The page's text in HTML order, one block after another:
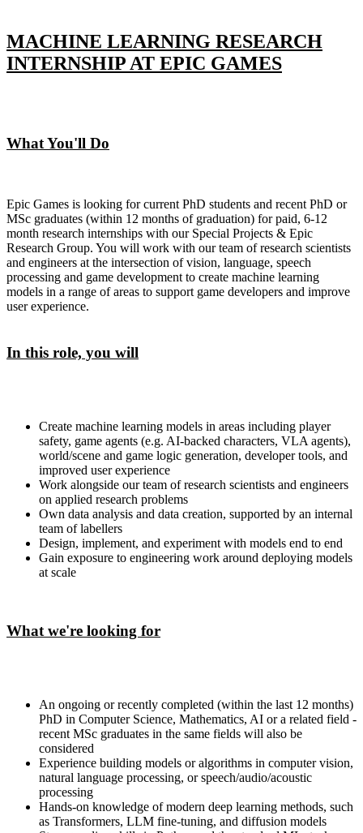
MACHINE LEARNING RESEARCH
INTERNSHIP AT EPIC GAMES
What You'll Do
Epic Games is looking for current PhD students and recent PhD or
MSc graduates (within 12 months of graduation) for paid, 6-12
month research internships with our Special Projects & Epic
Research Group. You will work with our team of research scientists
and engineers at the intersection of vision, language, speech
processing and game development to create machine learning
models in a range of areas to support game developers and improve
user experience.
In this role, you will
Create machine learning models in areas including player
safety, game agents (e.g. AI-backed characters, VLA agents),
world/scene and game logic generation, developer tools, and
improved user experience
Work alongside our team of research scientists and engineers
on applied research problems
Own data analysis and data creation, supported by an internal
team of labellers
Design, implement, and experiment with models end to end
Gain exposure to engineering work around deploying models
at scale
What we're looking for
An ongoing or recently completed (within the last 12 months)
PhD in Computer Science, Mathematics, AI or a related field -
recent MSc graduates in the same fields will also be
considered
Experience building models or algorithms in computer vision,
natural language processing, or speech/audio/acoustic
processing
Hands-on knowledge of modern deep learning methods, such
as Transformers, LLM fine-tuning, and diffusion models